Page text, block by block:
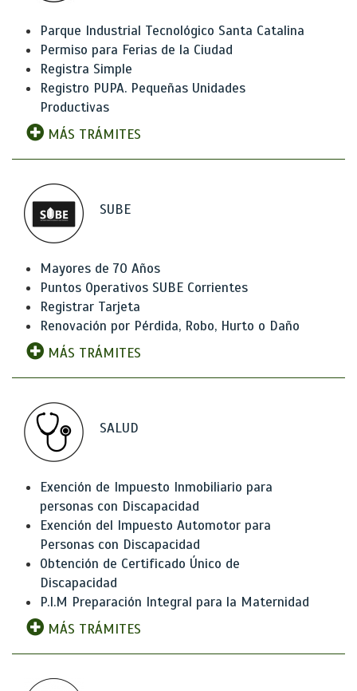
Parque Industrial Tecnológico Santa Catalina
Permiso para Ferias de la Ciudad
Registra Simple
Registro PUPA. Pequeñas Unidades
Productivas
MÁS TRÁMITES
SUBE
Mayores de 70 Años
Puntos Operativos SUBE Corrientes
Registrar Tarjeta
Renovación por Pérdida, Robo, Hurto o Daño
MÁS TRÁMITES
SALUD
Exención de Impuesto Inmobiliario para
personas con Discapacidad
Exención del Impuesto Automotor para
Personas con Discapacidad
Obtención de Certificado Único de
Discapacidad
P.I.M Preparación Integral para la Maternidad
MÁS TRÁMITES